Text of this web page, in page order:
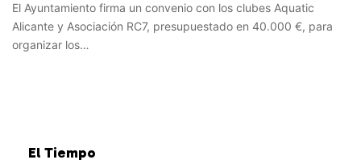
El Ayuntamiento firma un convenio con los clubes Aquatic
Alicante y Asociación RC7, presupuestado en 40.000 €, para
organizar los…
El Tiempo